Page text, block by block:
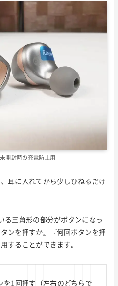
開封時の充電防止用
耳に入れてから少しひねるだけ
る三角形の部分がボタンになっ
ンを押すか』『何回ボタンを押
することができます。
を1回押す（左右のどちらで